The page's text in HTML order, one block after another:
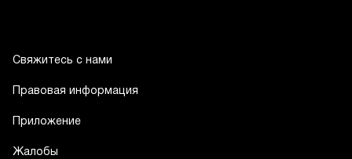
Свяжитесь с нами
Правовая информация
Приложение
Жалобы